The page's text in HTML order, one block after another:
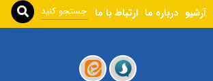
آرشیو درباره ما ارتباط با ما